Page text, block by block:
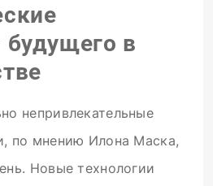
будущего в
непривлекательные
по мнению Илона Маска,
Новые технологии